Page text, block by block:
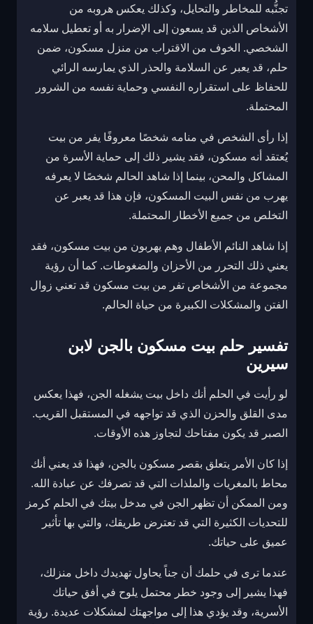
تجنُّبه للمخاطر والتحايل، وكذلك يعكس هروبه من
الأشخاص الذين قد يسعون إلى الإضرار به أو تعطيل سلامه
الشخصي. الخوف من الاقتراب من منزل مسكون، ضمن
حلم، قد يعبر عن السلامة والحذر الذي يمارسه الرائي
للحفاظ على استقراره النفسي وحماية نفسه من الشرور
المحتملة.
إذا رأى الشخص في منامه شخصًا معروفًا يفر من بيت
يُعتقد أنه مسكون، فقد يشير ذلك إلى حماية الأسرة من
المشاكل والمحن، بينما إذا شاهد الحالم شخصًا لا يعرفه
يهرب من نفس البيت المسكون، فإن هذا قد يعبر عن
التخلص من جميع الأخطار المحتملة.
إذا شاهد النائم الأطفال وهم يهربون من بيت مسكون، فقد
يعني ذلك التحرر من الأحزان والضغوطات. كما أن رؤية
مجموعة من الأشخاص تفر من بيت مسكون قد تعني زوال
الفتن والمشكلات الكبيرة من حياة الحالم.
تفسير حلم بيت مسكون بالجن لابن
سيرين
لو رأيت في الحلم أنك داخل بيت يشغله الجن، فهذا يعكس
مدى القلق والحزن الذي قد تواجهه في المستقبل القريب.
الصبر قد يكون مفتاحك لتجاوز هذه الأوقات.
إذا كان الأمر يتعلق بقصر مسكون بالجن، فهذا قد يعني أنك
محاط بالمغريات والملذات التي قد تصرفك عن عبادة الله.
ومن الممكن أن تظهر الجن في مدخل بيتك في الحلم كرمز
للتحديات الكثيرة التي قد تعترض طريقك، والتي بها تأثير
عميق على حياتك.
عندما ترى في حلمك أن جناً يحاول تهديدك داخل منزلك،
فهذا يشير إلى وجود خطر محتمل يلوح في أفق حياتك
الأسرية، وقد يؤدي هذا إلى مواجهتك لمشكلات عديدة. رؤية